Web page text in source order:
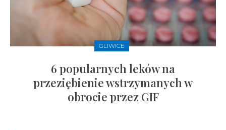
GLIWICE
6 popularnych leków na
przeziębienie wstrzymanych w
obrocie przez GIF